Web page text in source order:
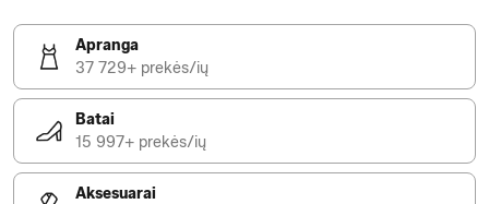
Apranga
37 729+ prekės/ių
Batai
15 997+ prekės/ių
Aksesuarai